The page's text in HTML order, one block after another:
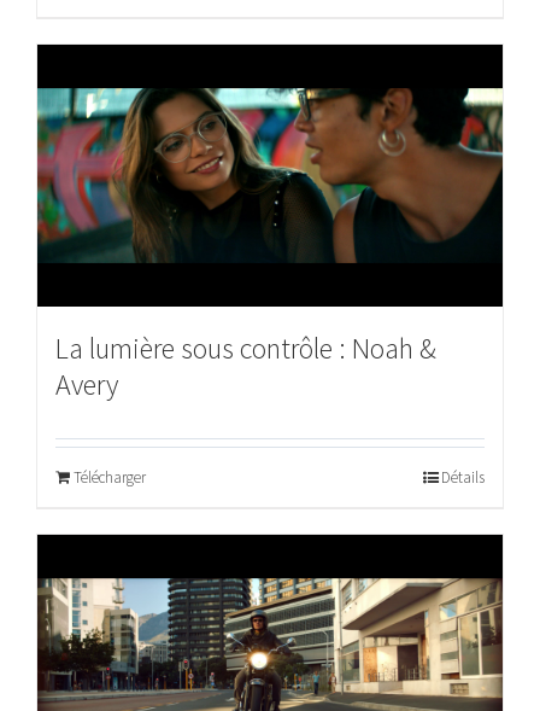
La lumière sous contrôle : Noah &
Avery
Télécharger Détails